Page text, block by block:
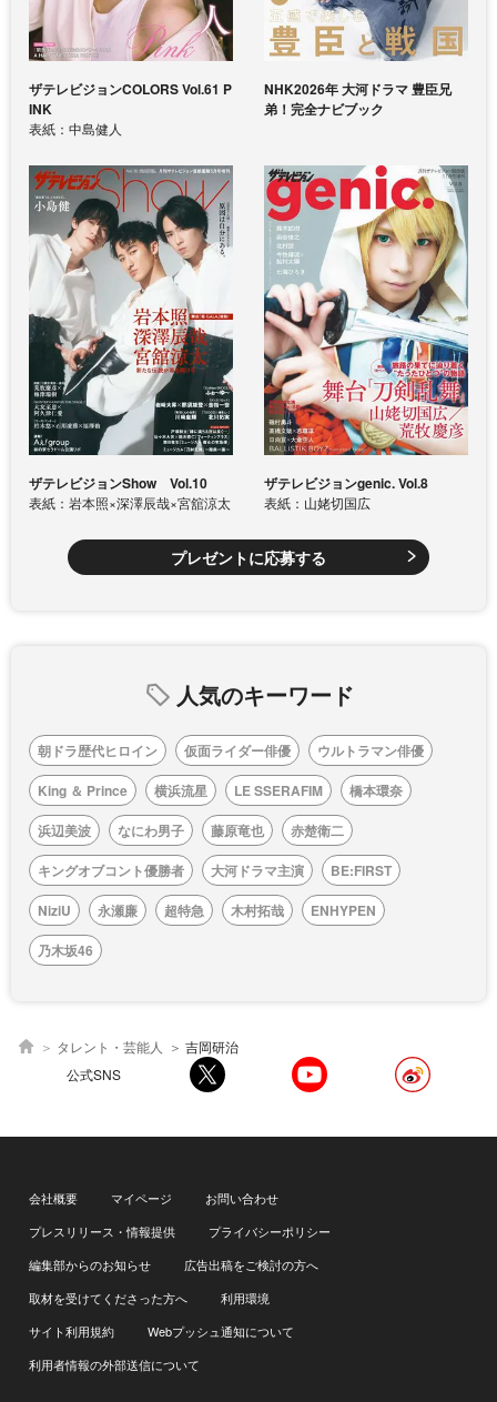
ザテレビジョンCOLORS Vol.61 P
INK
表紙：中島健人
NHK2026年 大河ドラマ 豊臣兄
弟！完全ナビブック
ザテレビジョンShow Vol.10
表紙：岩本照×深澤辰哉×宮舘涼太
ザテレビジョンgenic. Vol.8
表紙：山姥切国広
プレゼントに応募する
人気のキーワード
朝ドラ歴代ヒロイン 仮面ライダー俳優
ウルトラマン俳優
King ＆ Prince
横浜流星 LE SSERAFIM
橋本環奈
浜辺美波
なにわ男子 藤原竜也
赤楚衛二
キングオブコント優勝者
大河ドラマ主演
BE:FIRST
NiziU
永瀬廉 超特急 木村拓哉
ENHYPEN
乃木坂46
タレント・芸能人
吉岡研治
公式SNS
会社概要 マイページ
お問い合わせ
プレスリリース・情報提供
プライバシーポリシー
編集部からのお知らせ
広告出稿をご検討の方へ
取材を受けてくださった方へ
利用環境
サイト利用規約
Webプッシュ通知について
利用者情報の外部送信について